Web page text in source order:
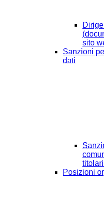
sito
Sanzioni
dati
Posizioni